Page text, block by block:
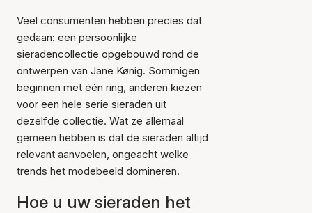
Veel consumenten hebben precies dat
gedaan: een persoonlijke
sieradencollectie opgebouwd rond de
ontwerpen van Jane Kønig. Sommigen
beginnen met één ring, anderen kiezen
voor een hele serie sieraden uit
dezelfde collectie. Wat ze allemaal
gemeen hebben is dat de sieraden altijd
relevant aanvoelen, ongeacht welke
trends het modebeeld domineren.
Hoe u uw sieraden het